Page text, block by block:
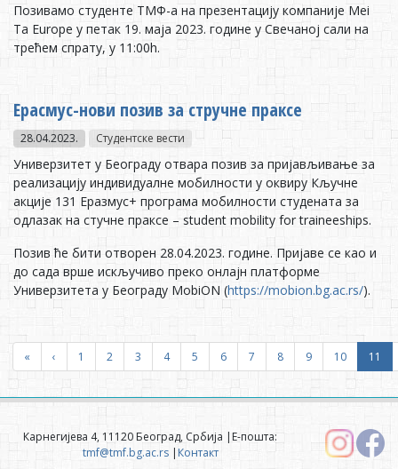
Пoзивaмo студeнтe TМФ-а нa прeзeнтaциjу кoмпaниje Mei
Ta Europe у пeтaк 19. мaja 2023. гoдинe у Свeчaнoj сaли нa
трeћeм спрaту, у 11:00h.
Ерасмус-нови позив за стручне праксе
28.04.2023. Студентске вести
Универзитет у Београду отвара позив за пријављивање за
реализацију индивидуалне мобилности у оквиру Кључне
акције 131 Еразмус+ програма мобилности студената за
одлазак на стучне праксе – student mobility for traineeships.
Позив ће бити отворен 28.04.2023. године. Пријаве се као и
до сада врше искључиво преко онлајн платформе
Универзитета у Београду MobiON (https://mobion.bg.ac.rs/).
« ‹ 1 2 3 4 5 6 7 8 9 10 11
Карнегијева 4, 11120 Београд, Србија |Е-пошта:
tmf@tmf.bg.ac.rs|Контакт